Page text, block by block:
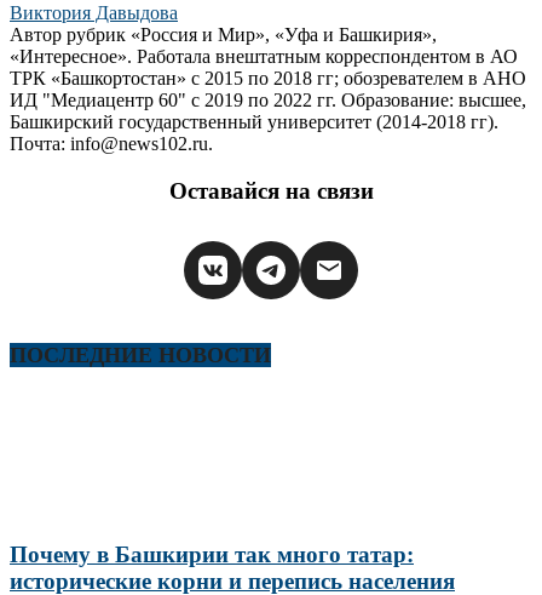
Виктория Давыдова
Автор рубрик «Россия и Мир», «Уфа и Башкирия»,
«Интересное». Работала внештатным корреспондентом в АО
ТРК «Башкортостан» с 2015 по 2018 гг; обозревателем в АНО
ИД "Медиацентр 60" с 2019 по 2022 гг. Образование: высшее,
Башкирский государственный университет (2014-2018 гг).
Почта: info@news102.ru.
Оставайся на связи
ПОСЛЕДНИЕ НОВОСТИ
Почему в Башкирии так много татар:
исторические корни и перепись населения